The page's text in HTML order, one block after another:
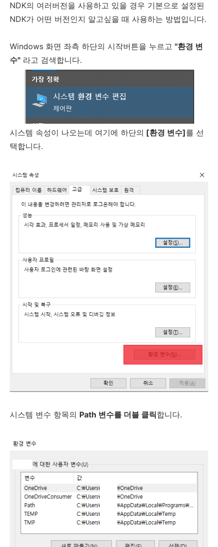
NDK의 여러버전을 사용하고 있을 경우 기본으로 설정된
NDK가 어떤 버전인지 알고싶을 때 사용하는 방법입니다.
Windows 화면 좌측 하단의 시작버튼을 누르고 "환경 변
수" 라고 검색합니다.
시스템 속성이 나오는데 여기에 하단의 [환경 변수]를 선
택합니다.
시스템 변수 항목의 Path 변수를 더블 클릭합니다.